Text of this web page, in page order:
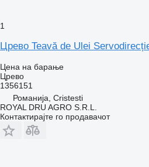
1
Црево Teavă de Ulei
Цена на барање
Црево
1356151
Романија, Cristesti
ROYAL DRU AGRO S.R.L.
Контактирајте го продавачот